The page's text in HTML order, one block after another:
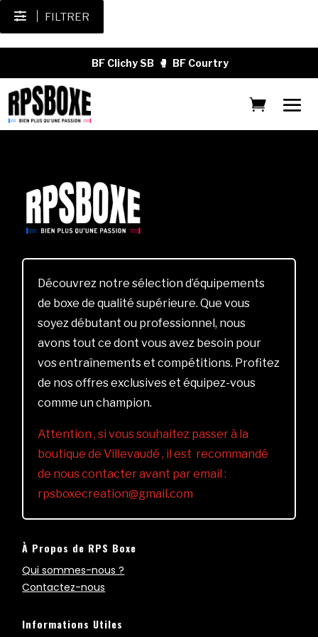
FILTRER
BF Clichy SB 🥊 BF Courtry
Découvrez notre sélection d’équipements
de boxe de qualité supérieure. Que vous
soyez débutant ou professionnel, nous
avons tout ce dont vous avez besoin pour
vos entraînements et compétitions. Profitez
de nos offres exclusives et équipez-vous
comme un champion.
Attention , si vous souhaitez passer à la
boutique de Villevaudé , il est recommandé
de nous contacter avant par email :
rpsboxecreation@gmail.com
À Propos de RPS Boxe
Qui sommes-nous ?
Contactez-nous
Informations Utiles